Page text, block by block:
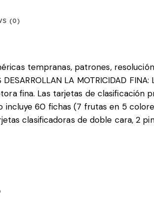
(0)
tempranas, patrones,
LA MOTRICIDAD
fina. Las tarjetas de clasificación
60 fichas (7 frutas en 5
clasificadoras de doble cara, 2